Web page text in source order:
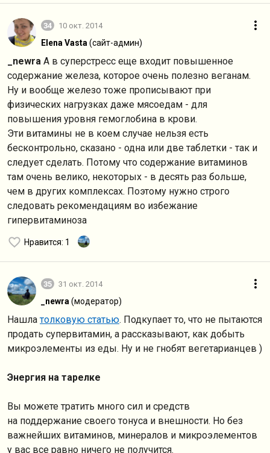
34 10 окт. 2014
Elena Vasta (сайт-админ)
_newra А в суперстресс еще входит повышенное
содержание железа, которое очень полезно веганам.
Ну и вообще железо тоже прописывают при
физических нагрузках даже мясоедам - для
повышения уровня гемоглобина в крови.
Эти витамины не в коем случае нельзя есть
бесконтрольно, сказано - одна или две таблетки - так и
следует сделать. Потому что содержание витаминов
там очень велико, некоторых - в десять раз больше,
чем в других комплексах. Поэтому нужно строго
следовать рекомендациям во избежание
гипервитаминоза
Нравится: 1
35 31 окт. 2014
_newra (модератор)
Нашлатолковую статью. Подкупает то, что не пытаются
продать супервитамин, а рассказывают, как добыть
микроэлементы из еды. Ну и не гнобят вегетарианцев )
Энергия на тарелке
Вы можете тратить много сил и средств
на поддержание своего тонуса и внешности. Но без
важнейших витаминов, минералов и микроэлементов
у вас все равно ничего не получится.